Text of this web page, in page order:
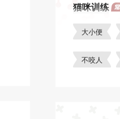
猫咪训练
大小便
不咬人